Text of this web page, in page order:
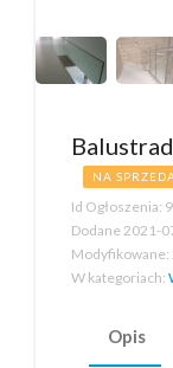
NA
Id Ogłoszenia:
Dodane2021-
Modyfikowane:
W kategoriach:
Opis